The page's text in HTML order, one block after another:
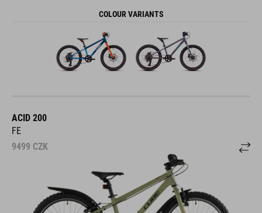
COLOUR VARIANTS
ACID 200
FE
9499 CZK